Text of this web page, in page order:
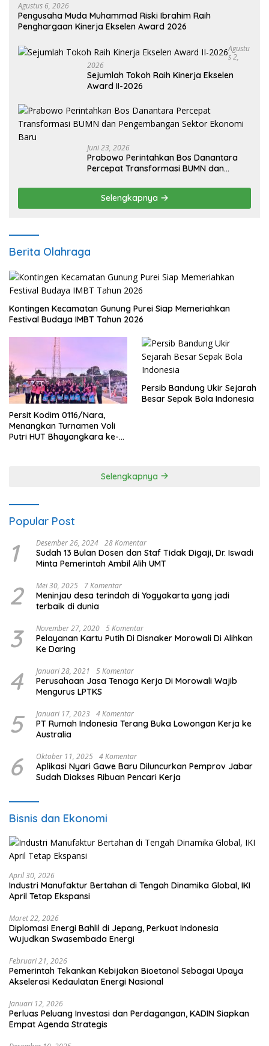
Agustus 6, 2026
Pengusaha Muda Muhammad Riski Ibrahim Raih
Penghargaan Kinerja Ekselen Award 2026
Agustu
S 2,
2026
Sejumlah Tokoh Raih Kinerja Ekselen
Award II-2026
Juni 23, 2026
Prabowo Perintahkan Bos Danantara
Percepat Transformasi BUMN dan
Selengkapnya
Berita Olahraga
Kontingen Kecamatan Gunung Purei Siap Memeriahkan
Festival Budaya IMBT Tahun 2026
Persit Kodim 0116/Nara,
Menangkan Turnamen Voli
Putri HUT Bhayangkara ke-
Persib Bandung Ukir Sejarah
Besar Sepak Bola Indonesia
Selengkapnya
Popular Post
1 Desember 26, 2024 28 Komentar
Sudah 13 Bulan Dosen dan Staf Tidak Digaji, Dr. Iswadi
Minta Pemerintah Ambil Alih UMT
2 Mei 30, 2025 7 Komentar
Meninjau desa terindah di Yogyakarta yang jadi
terbaik di dunia
3 November 27, 2020 5 Komentar
Pelayanan Kartu Putih Di Disnaker Morowali Di Alihkan
Ke Daring
4 Januari 28, 2021 5 Komentar
Perusahaan Jasa Tenaga Kerja Di Morowali Wajib
Mengurus LPTKS
5 Januari 17, 2023 4 Komentar
PT Rumah Indonesia Terang Buka Lowongan Kerja ke
Australia
6 Oktober 11, 2025 4 Komentar
Aplikasi Nyari Gawe Baru Diluncurkan Pemprov Jabar
Sudah Diakses Ribuan Pencari Kerja
Bisnis dan Ekonomi
April 30, 2026
Industri Manufaktur Bertahan di Tengah Dinamika Global, IKI
April Tetap Ekspansi
Maret 22, 2026
Diplomasi Energi Bahlil di Jepang, Perkuat Indonesia
Wujudkan Swasembada Energi
Februari 21, 2026
Pemerintah Tekankan Kebijakan Bioetanol Sebagai Upaya
Akselerasi Kedaulatan Energi Nasional
Januari 12, 2026
Perluas Peluang Investasi dan Perdagangan, KADIN Siapkan
Empat Agenda Strategis